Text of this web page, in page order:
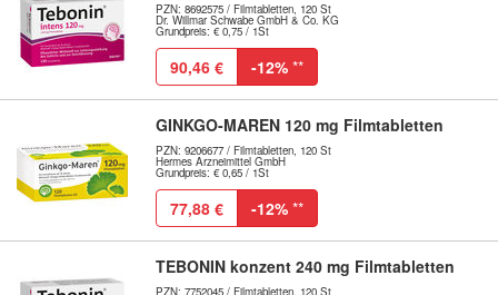
PZN: 8692575 / Filmtabletten, 120 St
Dr. Willmar Schwabe GmbH & Co. KG
Grundpreis: € 0,75 / 1St
90,46 € -12% **
GINKGO-MAREN 120 mg Filmtabletten
PZN: 9206677 / Filmtabletten, 120 St
Hermes Arzneimittel GmbH
Grundpreis: € 0,65 / 1St
77,88 € -12% **
TEBONIN konzent 240 mg Filmtabletten
PZN: 7752045 / Filmtabletten, 120 St